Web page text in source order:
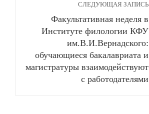
СЛЕДУЮЩАЯ ЗАПИСЬ
Факультативная неделя в
Институте филологии КФУ
им.В.И.Вернадского:
обучающиеся бакалавриата и
магистратуры взаимодействуют
с работодателями